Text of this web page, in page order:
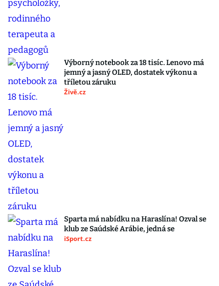
Výborný notebook za 18 tisíc. Lenovo má
jemný a jasný OLED, dostatek výkonu a
tříletou záruku
Živě.cz
Sparta má nabídku na Haraslína! Ozval se
klub ze Saúdské Arábie, jedná se
iSport.cz